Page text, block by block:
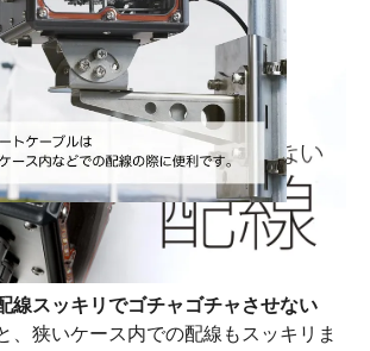
線スッキリでゴチャゴチャさせない
、狭いケース内での配線もスッキリま